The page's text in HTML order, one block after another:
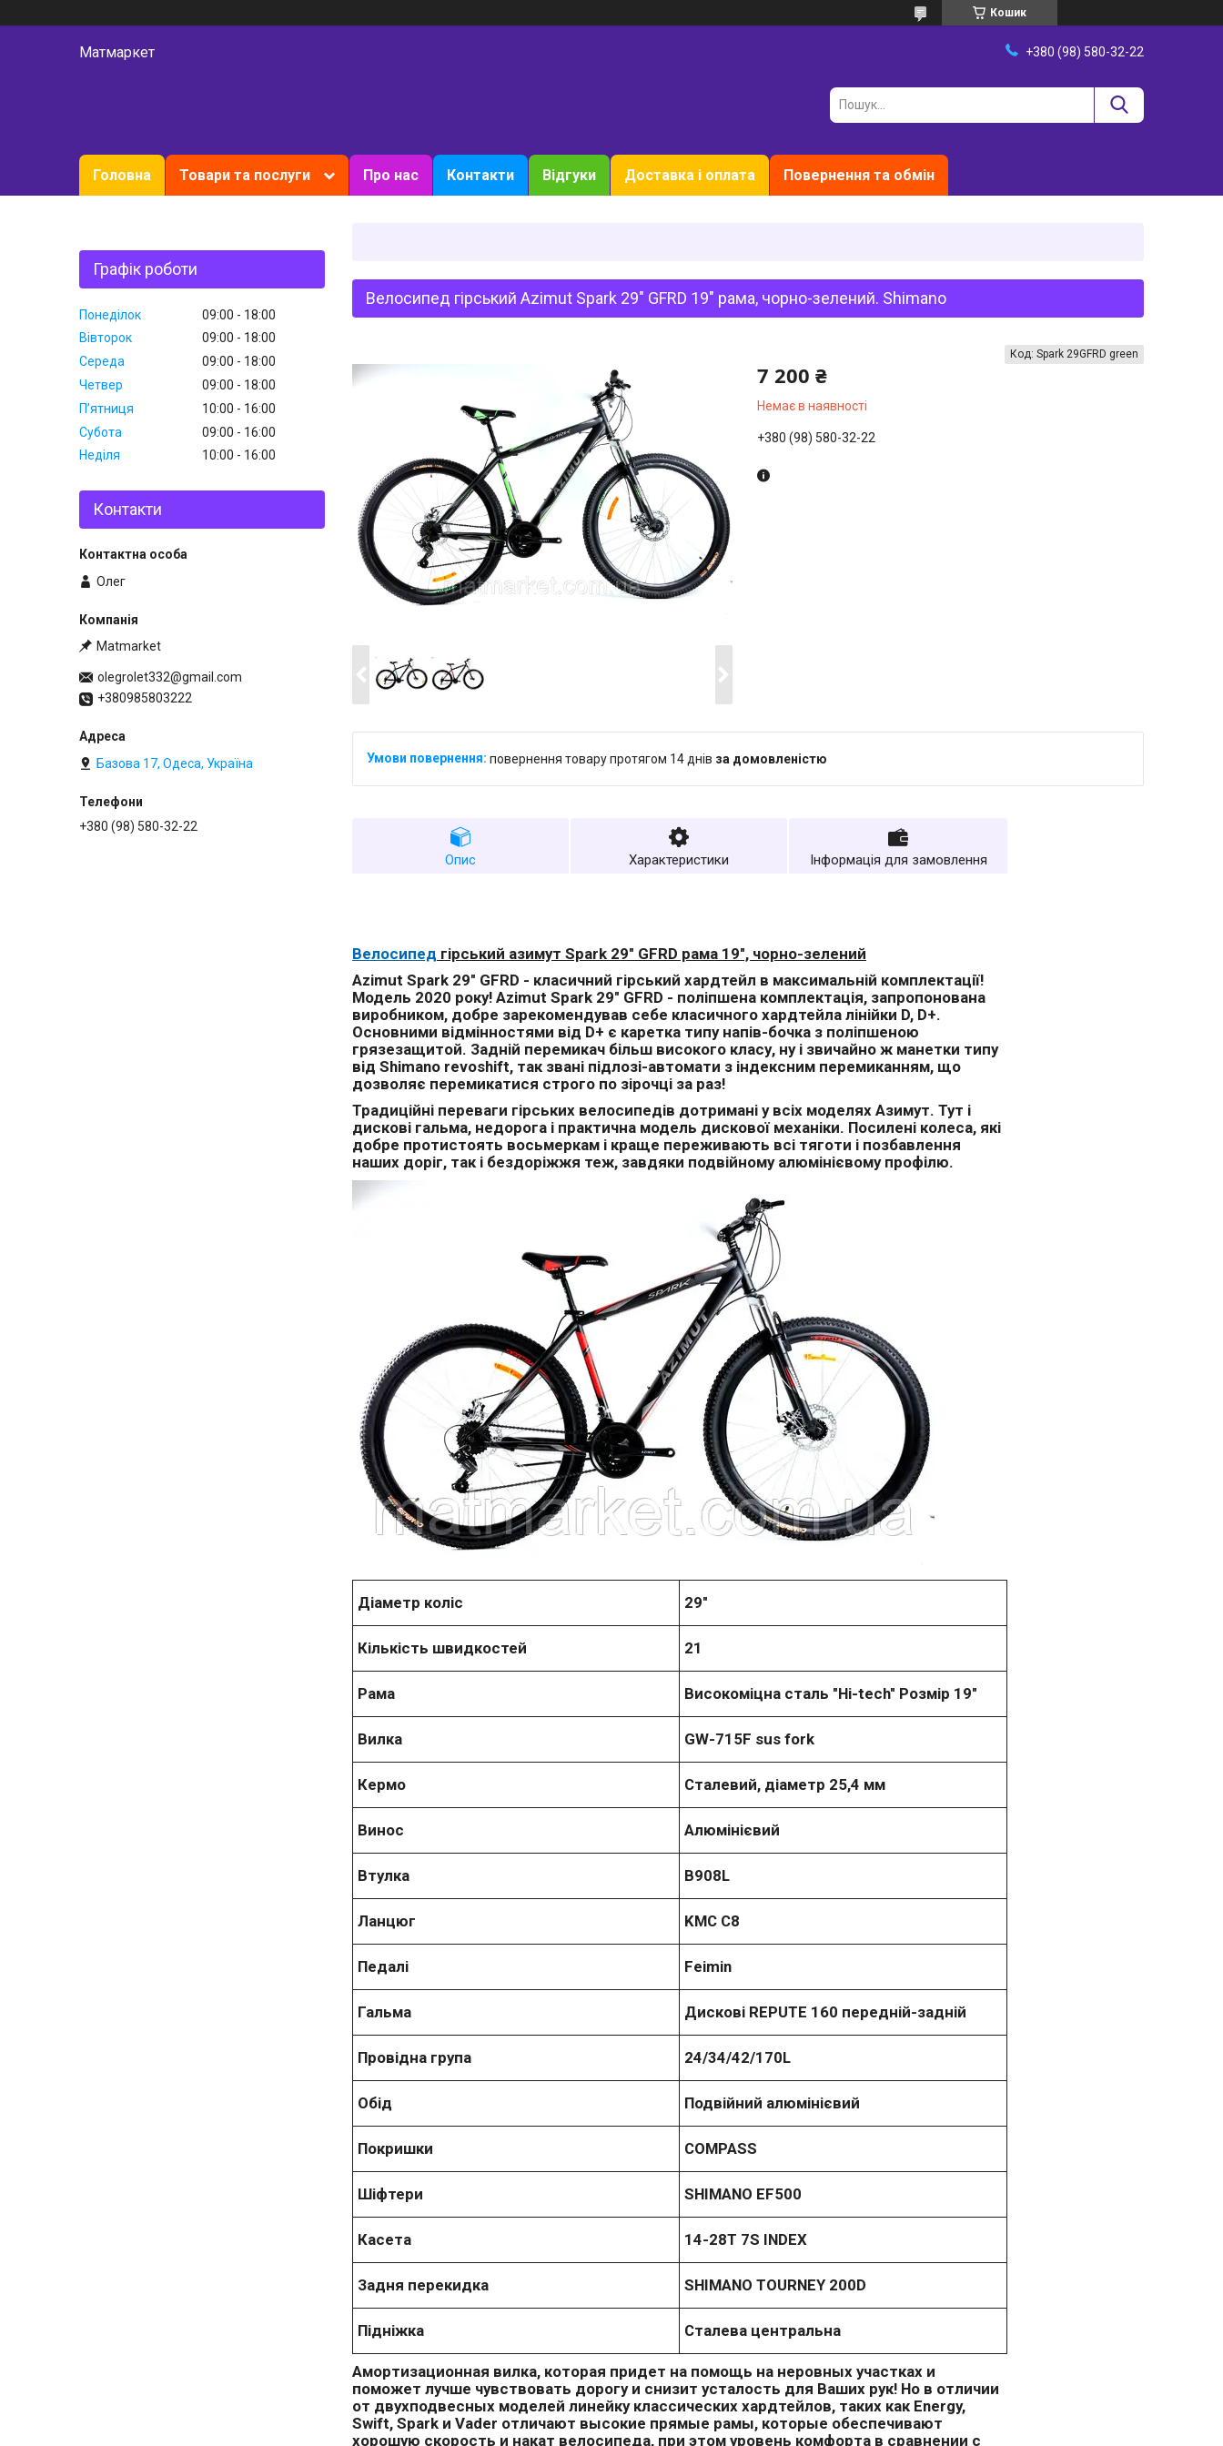
Кошик
Матмаркет +380 (98) 580-32-22
Головна Товари та послуги Про нас Контакти Відгуки Доставка і оплата Повернення та обмін
Велосипед гірський Azimut Spark 29" GFRD 19" рама, чорно-зелений. Shimano
7 200 ₴
Немає в наявності
Код: Spark 29GFRD green
+380 (98) 580-32-22
повернення товару протягом 14 днів за домовленістю
Опис Характеристики Інформація для замовлення
Велосипед гірський азимут Spark 29" GFRD рама 19", чорно-зелений
Azimut Spark 29" GFRD - класичний гірський хардтейл в максимальній комплектації!
Модель 2020 року! Azimut Spark 29" GFRD - поліпшена комплектація, запропонована
виробником, добре зарекомендував себе класичного хардтейла лінійки D, D+.
Основними відмінностями від D+ є каретка типу напів-бочка з поліпшеною
грязезащитой. Задній перемикач більш високого класу, ну і звичайно ж манетки типу
від Shimano revoshift, так звані підлозі-автомати з індексним перемиканням, що
дозволяє перемикатися строго по зірочці за раз!
Традиційні переваги гірських велосипедів дотримані у всіх моделях Азимут. Тут і
дискові гальма, недорога і практична модель дискової механіки. Посилені колеса, які
добре протистоять восьмеркам і краще переживають всі тяготи і позбавлення
наших доріг, так і бездоріжжя теж, завдяки подвійному алюмінієвому профілю.
Діаметр коліс 29"
Кількість швидкостей 21
Рама Високоміцна сталь "Hi-tech" Розмір 19"
Вилка GW-715F sus fork
Кермо Сталевий, діаметр 25,4 мм
Винос Алюмінієвий
Втулка В908L
Ланцюг KMC C8
Педалі Feimin
Гальма Дискові REPUTE 160 передній-задній
Провідна група 24/34/42/170L
Обід Подвійний алюмінієвий
Покришки COMPASS
Шіфтери SHIMANO EF500
Касета 14-28T 7S INDEX
Задня перекидка SHIMANO TOURNEY 200D
Підніжка Сталева центральна
Амортизационная вилка, которая придет на помощь на неровных участках и
поможет лучше чувствовать дорогу и снизит усталость для Ваших рук! Но в отличии
от двухподвесных моделей линейку классических хардтейлов, таких как Energy,
Swift, Spark и Vader отличают высокие прямые рамы, которые обеспечивают
хорошую скорость и накат велосипеда, при этом уровень комфорта в сравнении с
Графік роботи
Понеділок 09:00
18:00
Вівторок
09:00
18:00
Середа
09:00
18:00
Четвер
09:00
18:00
Пʼятниця
10:00
16:00
Субота
09:00
16:00
Неділя
10:00 16:00
Контакти
Олег
Matmarket
olegrolet332@gmail.com
+380985803222
Базова 17, Одеса, Україна
+380 (98) 580-32-22